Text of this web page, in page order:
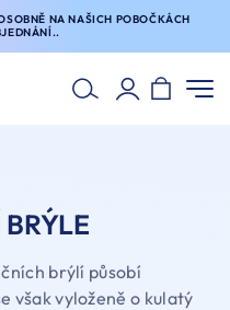
NA NAŠICH POBOČKÁCH
brýlí působí
však vyloženě o kulatý